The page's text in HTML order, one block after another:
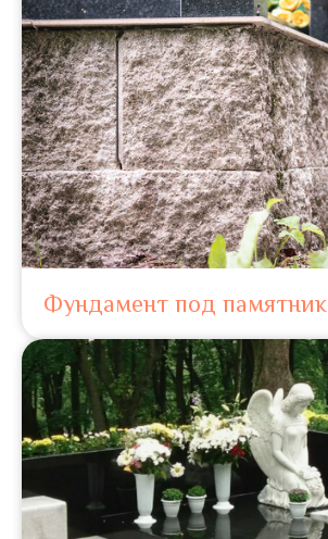
Фундамент под памятник